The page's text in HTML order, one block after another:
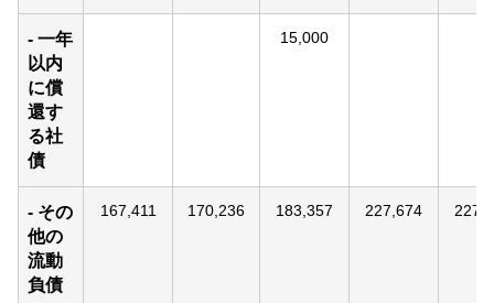
- 一年
以内
に償
還す
る社
債
15,000
- その
他の
流動
負債
167,411 170,236 183,357 227,674